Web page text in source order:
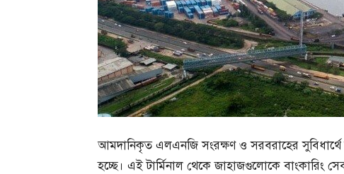
আমদানিকৃত এলএনজি সংরক্ষণ ও সরবরাহের সুবিধার্থে
হচ্ছে। এই টার্মিনাল থেকে জাহাজগুলোকে বাংকারিং